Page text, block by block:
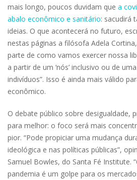
mais longo, poucos duvidam que a
abalo econômico e sanitário: sacudirá
ideias. O que acontecerá no futuro,
nestas páginas a filósofa Adela
parte de como vamos exercer nossa
a partir de um ‘nós’ inclusivo ou de
indivíduos”. Isso é ainda mais válido
econômico.
O debate público sobre desigualdade,
para melhor: o foco será mais
pior. “Pode propiciar uma mudança
ideológica e nas políticas públicas”,
Samuel Bowles, do Santa Fé Institute.
pandemia é um golpe para os